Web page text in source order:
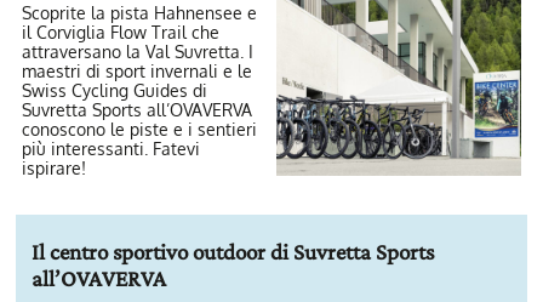
Scoprite la pista Hahnensee e
il Corviglia Flow Trail che
attraversano la Val Suvretta. I
maestri di sport invernali e le
Swiss Cycling Guides di
Suvretta Sports all’OVAVERVA
conoscono le piste e i sentieri
più interessanti. Fatevi
ispirare!
Il centro sportivo outdoor di Suvretta Sports
all’OVAVERVA